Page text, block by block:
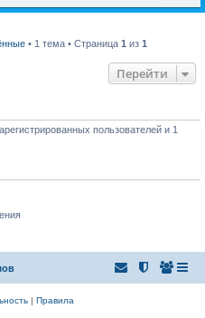
• 1 тема • Страница 1 из 1
Перейти
пользователей и 1
| Правила